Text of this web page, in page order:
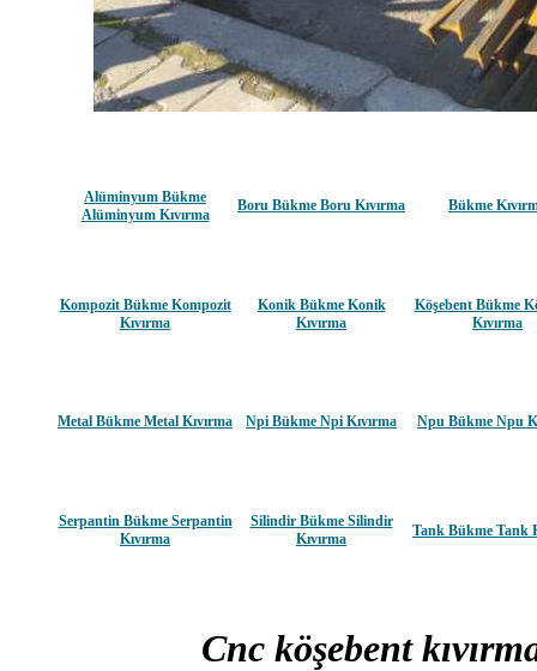
Alüminyum Bükme
Alüminyum Kıvırma
Boru Bükme Boru Kıvırma Bükme
Kompozit Bükme Kompozit
Kıvırma
Konik Bükme Konik
Kıvırma
Köşebent Bükme
Kıvırma
Metal Bükme Metal Kıvırma Npi Bükme Npi Kıvırma Npu Bükme Npu
Serpantin Bükme Serpantin
Kıvırma
Silindir Bükme Silindir
Kıvırma
Tank Bükme Tank
Cnc köşebent